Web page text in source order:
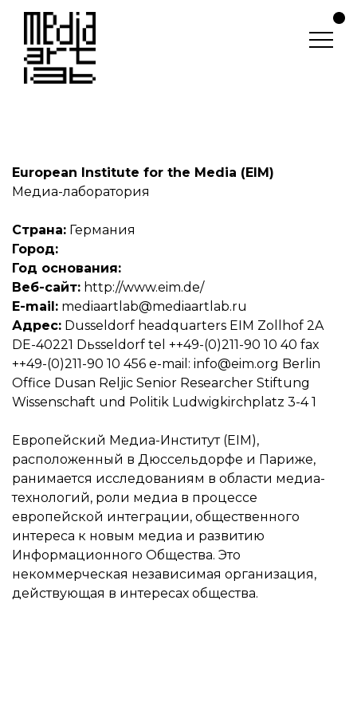
European Institute for the Media (EIM)
Медиа-лаборатория
Страна: Германия
Город:
Год основания:
Веб-сайт: http://www.eim.de/
E-mail: mediaartlab@mediaartlab.ru
Адрес: Dusseldorf headquarters EIM Zollhof 2A
DE-40221 Dьsseldorf tel ++49-(0)211-90 10 40 fax
++49-(0)211-90 10 456 e-mail: info@eim.org Berlin
Office Dusan Reljic Senior Researcher Stiftung
Wissenschaft und Politik Ludwigkirchplatz 3-4 1
Европейский Медиа-Институт (EIM),
расположенный в Дюссельдорфе и Париже,
ранимается исследованиям в области медиа-
технологий, роли медиа в процессе
европейской интеграции, общественного
интереса к новым медиа и развитию
Информационного Общества. Это
некоммерческая независимая организация,
действующая в интересах общества.